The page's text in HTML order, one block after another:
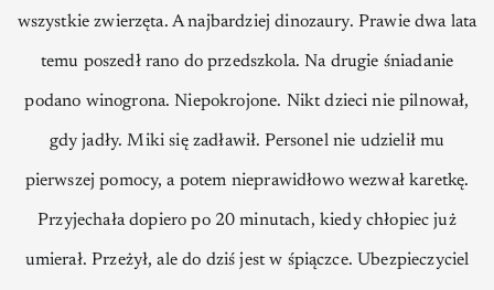
wszystkie zwierzęta. A najbardziej dinozaury. Prawie dwa lata
temu poszedł rano do przedszkola. Na drugie śniadanie
podano winogrona. Niepokrojone. Nikt dzieci nie pilnował,
gdy jadły. Miki się zadławił. Personel nie udzielił mu
pierwszej pomocy, a potem nieprawidłowo wezwał karetkę.
Przyjechała dopiero po 20 minutach, kiedy chłopiec już
umierał. Przeżył, ale do dziś jest w śpiączce. Ubezpieczyciel